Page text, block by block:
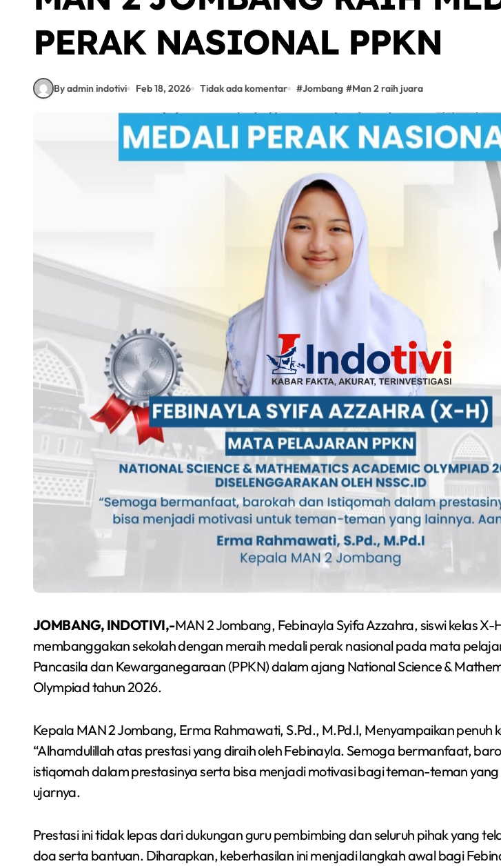
PERAK NASIONAL PPKN
By admin indotivi Feb 18, 2026 Tidak ada komentar #Jombang #Man 2 raih juara
JOMBANG, INDOTIVI,-MAN 2 Jombang, Febinayla Syifa Azzahra, siswi kelas X-
membanggakan sekolah dengan meraih medali perak nasional pada mata
Pancasila dan Kewarganegaraan (PPKN) dalam ajang National Science &
Olympiad tahun 2026.
Kepala MAN 2 Jombang, Erma Rahmawati, S.Pd., M.Pd.I, Menyampaikan penuh
“Alhamdulillah atas prestasi yang diraih oleh Febinayla. Semoga bermanfaat,
istiqomah dalam prestasinya serta bisa menjadi motivasi bagi teman-teman yang
ujarnya.
Prestasi ini tidak lepas dari dukungan guru pembimbing dan seluruh pihak yang
doa serta bantuan. Diharapkan, keberhasilan ini menjadi langkah awal bagi